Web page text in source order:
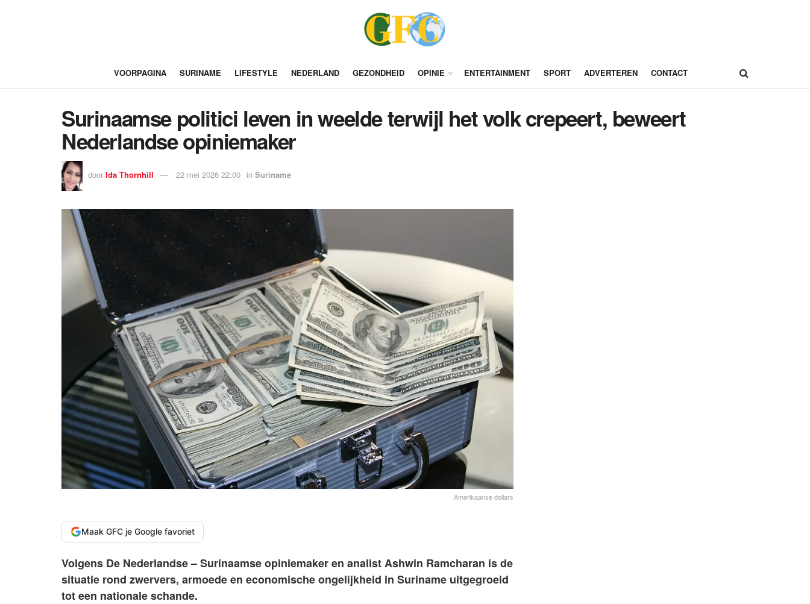
VOORPAGINA SURINAME LIFESTYLE NEDERLAND GEZONDHEID OPINIE ENTERTAINMENT SPORT ADVERTEREN CONTACT
Surinaamse politici leven in weelde terwijl het volk crepeert, beweert
Nederlandse opiniemaker
door Ida Thornhill 22 mei 2026 22:00 in Suriname
Amerikaanse dollars
Maak GFC je Google favoriet
Volgens De Nederlandse – Surinaamse opiniemaker en analist Ashwin Ramcharan is de
situatie rond zwervers, armoede en economische ongelijkheid in Suriname uitgegroeid
tot een nationale schande.